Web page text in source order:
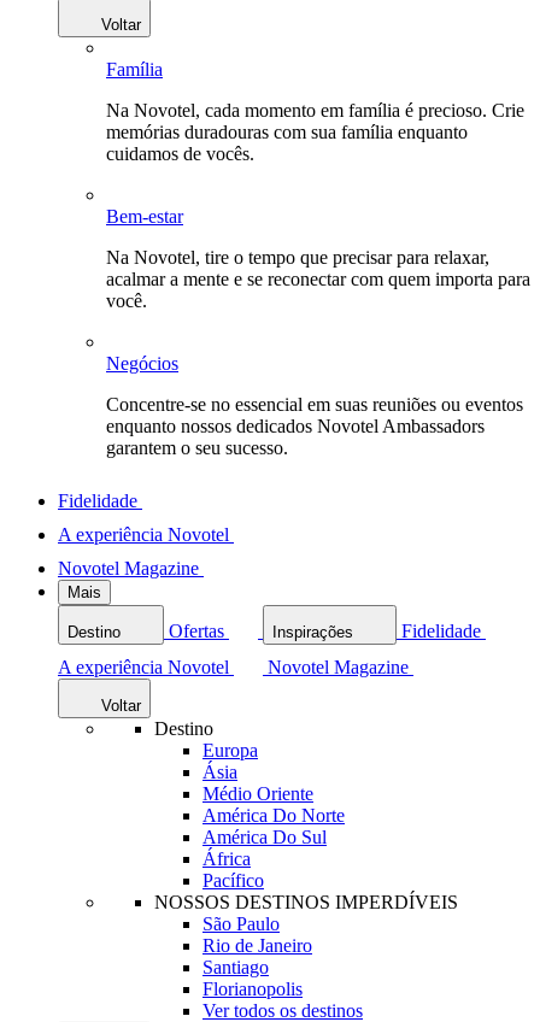
Voltar
Família
Na Novotel, cada momento em família é precioso. Crie
memórias duradouras com sua família enquanto
cuidamos de vocês.
Bem-estar
Na Novotel, tire o tempo que precisar para relaxar,
acalmar a mente e se reconectar com quem importa para
você.
Negócios
Concentre-se no essencial em suas reuniões ou eventos
enquanto nossos dedicados Novotel Ambassadors
garantem o seu sucesso.
Fidelidade
A experiência Novotel
Novotel Magazine
Mais
Destino Ofertas Inspirações
Fidelidade
A experiência Novotel
Novotel Magazine
Voltar
Destino
Europa
Ásia
Médio Oriente
América Do Norte
América Do Sul
África
Pacífico
NOSSOS DESTINOS IMPERDÍVEIS
São Paulo
Rio de Janeiro
Santiago
Florianopolis
Ver todos os destinos